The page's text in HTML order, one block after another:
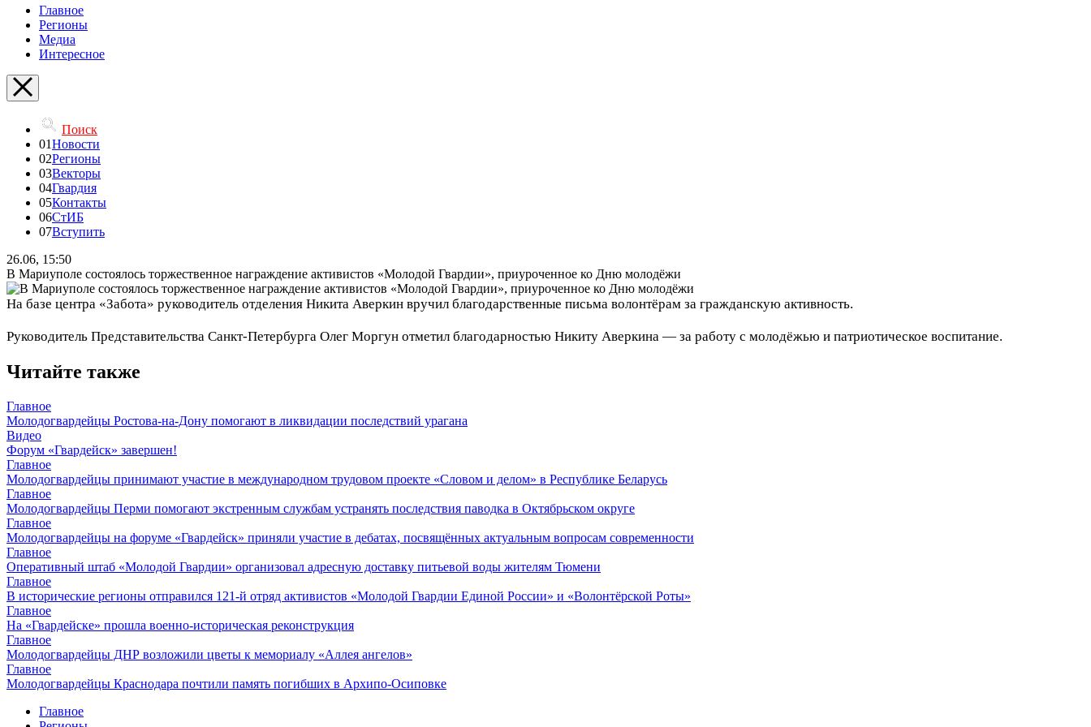
Главное
Регионы
Медиа
Интересное
Поиск
01Новости
02Регионы
03Векторы
04Гвардия
05Контакты
06СтИБ
07Вступить
26.06, 15:50
В Мариуполе состоялось торжественное награждение активистов «Молодой Гвардии», приуроченное ко Дню молодёжи
На базе центра «Забота» руководитель отделения Никита Аверкин вручил благодарственные письма волонтёрам за гражданскую активность.
Руководитель Представительства Санкт-Петербурга Олег Моргун отметил благодарностью Никиту Аверкина — за работу с молодёжью и патриотическое воспитание.
Читайте также
Главное
Молодогвардейцы Ростова-на-Дону помогают в ликвидации последствий урагана
Видео
Форум «Гвардейск» завершен!
Главное
Молодогвардейцы принимают участие в международном трудовом проекте «Словом и делом» в Республике Беларусь
Главное
Молодогвардейцы Перми помогают экстренным службам устранять последствия паводка в Октябрьском округе
Главное
Молодогвардейцы на форуме «Гвардейск» приняли участие в дебатах, посвящённых актуальным вопросам современности
Главное
Оперативный штаб «Молодой Гвардии» организовал адресную доставку питьевой воды жителям Тюмени
Главное
В исторические регионы отправился 121-й отряд активистов «Молодой Гвардии Единой России» и «Волонтёрской Роты»
Главное
На «Гвардейске» прошла военно-историческая реконструкция
Главное
Молодогвардейцы ДНР возложили цветы к мемориалу «Аллея ангелов»
Главное
Молодогвардейцы Краснодара почтили память погибших в Архипо-Осиповке
Главное